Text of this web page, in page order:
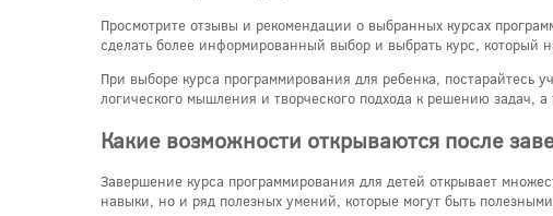
Просмотрите отзывы и рекомендации о выбранных курсах
сделать более информированный выбор и выбрать курс, который
При выборе курса программирования для ребенка, постарайтесь
логического мышления и творческого подхода к решению задач,
Какие возможности открываются после
Завершение курса программирования для детей открывает
навыки, но и ряд полезных умений, которые могут быть